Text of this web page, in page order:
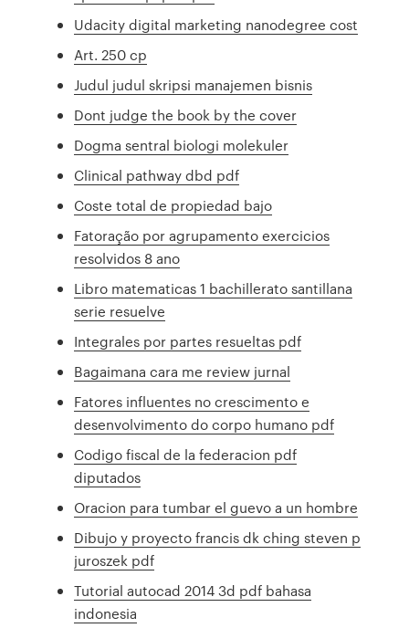
Udacity digital marketing nanodegree cost
Art. 250 cp
Judul judul skripsi manajemen bisnis
Dont judge the book by the cover
Dogma sentral biologi molekuler
Clinical pathway dbd pdf
Coste total de propiedad bajo
Fatoração por agrupamento exercicios
resolvidos 8 ano
Libro matematicas 1 bachillerato santillana
serie resuelve
Integrales por partes resueltas pdf
Bagaimana cara me review jurnal
Fatores influentes no crescimento e
desenvolvimento do corpo humano pdf
Codigo fiscal de la federacion pdf
diputados
Oracion para tumbar el guevo a un hombre
Dibujo y proyecto francis dk ching steven p
juroszek pdf
Tutorial autocad 2014 3d pdf bahasa
indonesia